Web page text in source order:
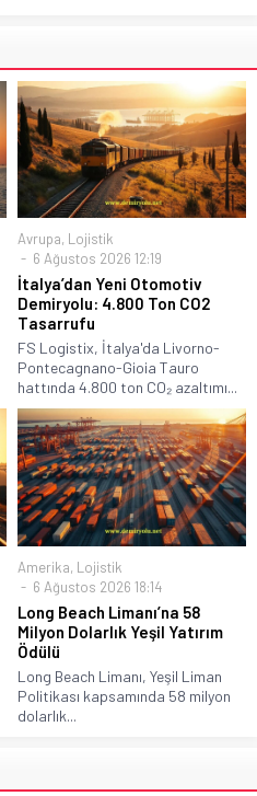
Avrupa, Lojistik
6 Ağustos 2026 12:19
İtalya’dan Yeni Otomotiv
Demiryolu: 4.800 Ton CO2
Tasarrufu
FS Logistix, İtalya'da Livorno-
Pontecagnano-Gioia Tauro
hattında 4.800 ton CO₂ azaltımı...
Amerika, Lojistik
6 Ağustos 2026 18:14
Long Beach Limanı’na 58
Milyon Dolarlık Yeşil Yatırım
Ödülü
Long Beach Limanı, Yeşil Liman
Politikası kapsamında 58 milyon
dolarlık...